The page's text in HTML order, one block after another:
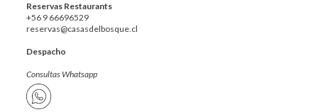
Reservas Restaurants
+56 9 66696529
reservas@casasdelbosque.cl
Despacho
Consultas Whatsapp